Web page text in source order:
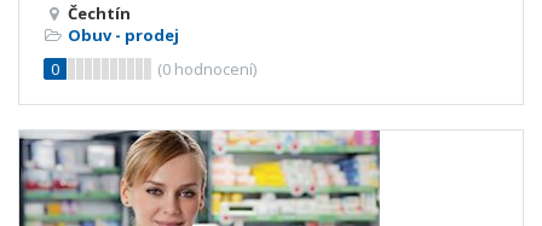
Čechtín
Obuv - prodej
0
(0 hodnocení)